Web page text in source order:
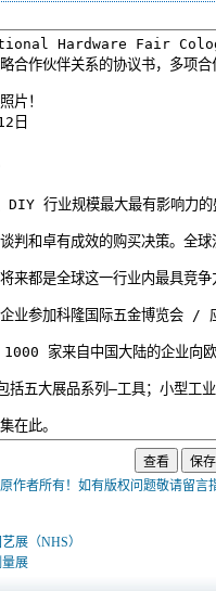
作者所有！如有版权问题敬请留言
展（NHS）
展